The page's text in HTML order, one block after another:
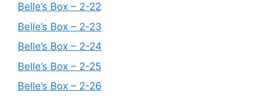
Belle’s Box – 2-22
Belle’s Box – 2-23
Belle’s Box – 2-24
Belle’s Box – 2-25
Belle’s Box – 2-26